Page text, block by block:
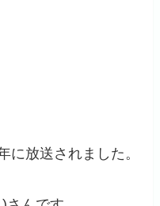
に放送されました。